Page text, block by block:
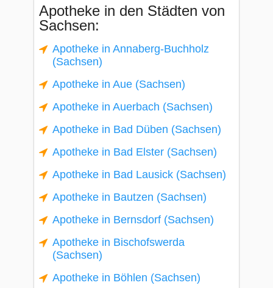
Apotheke in den Städten von
Sachsen:
Apotheke in Annaberg-Buchholz
(Sachsen)
Apotheke in Aue (Sachsen)
Apotheke in Auerbach (Sachsen)
Apotheke in Bad Düben (Sachsen)
Apotheke in Bad Elster (Sachsen)
Apotheke in Bad Lausick (Sachsen)
Apotheke in Bautzen (Sachsen)
Apotheke in Bernsdorf (Sachsen)
Apotheke in Bischofswerda
(Sachsen)
Apotheke in Böhlen (Sachsen)